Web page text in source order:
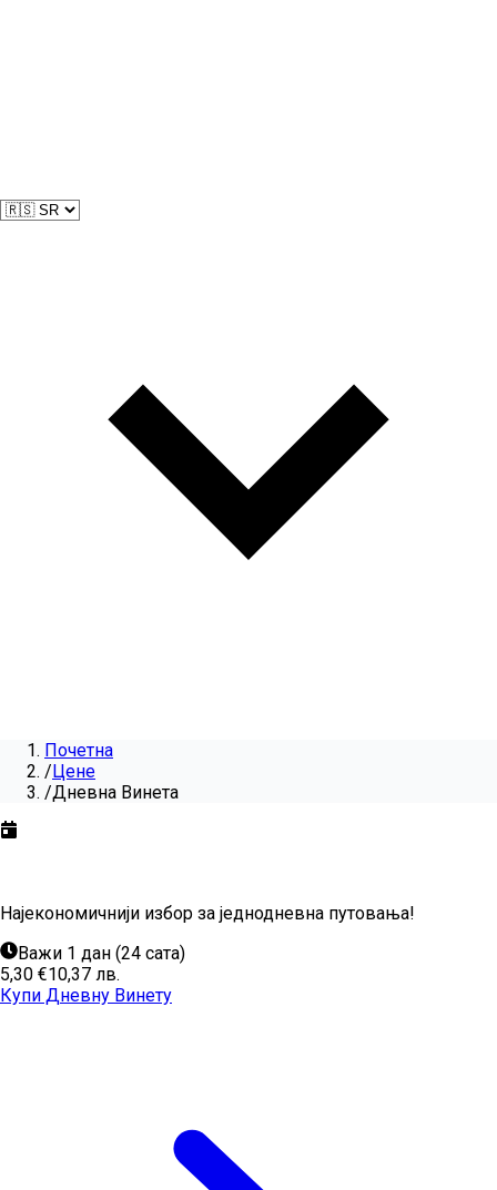
Почетна
/Цене
/Дневна Винета
Најекономичнији избор за једнодневна путовања!
Важи 1 дан (24 сата)
5,30 €10,37 лв.
Купи Дневну Винету